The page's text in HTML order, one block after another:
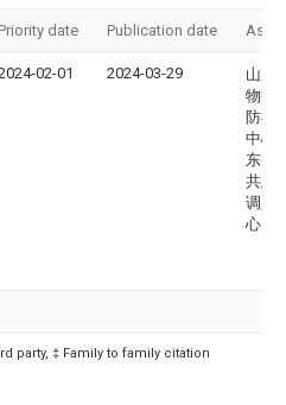
Priority date Publication date
02-01 2024-03-29
山东
物疫
防与
中心(
东省
共患
调监
心)
party, ‡ Family to family citation